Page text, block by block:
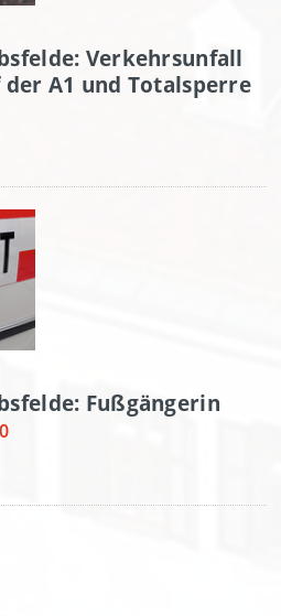
Verkehrsunfall
A1 und Totalsperre
Fußgängerin
0